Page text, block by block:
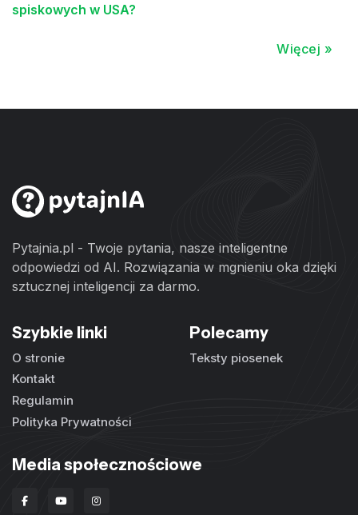
spiskowych w USA?
Więcej »
Pytajnia.pl - Twoje pytania, nasze inteligentne
odpowiedzi od AI. Rozwiązania w mgnieniu oka dzięki
sztucznej inteligencji za darmo.
Szybkie linki
O stronie
Kontakt
Regulamin
Polityka Prywatności
Polecamy
Teksty piosenek
Media społecznościowe